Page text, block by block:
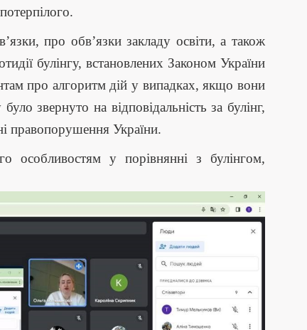
про обв’язки закладу освіти, а також
булінгу, встановлених Законом України
про алгоритм дій у випадках, якщо вони
звернуто на відповідальність за булінг,
правопорушення України.
особливостям у порівнянні з булінгом,